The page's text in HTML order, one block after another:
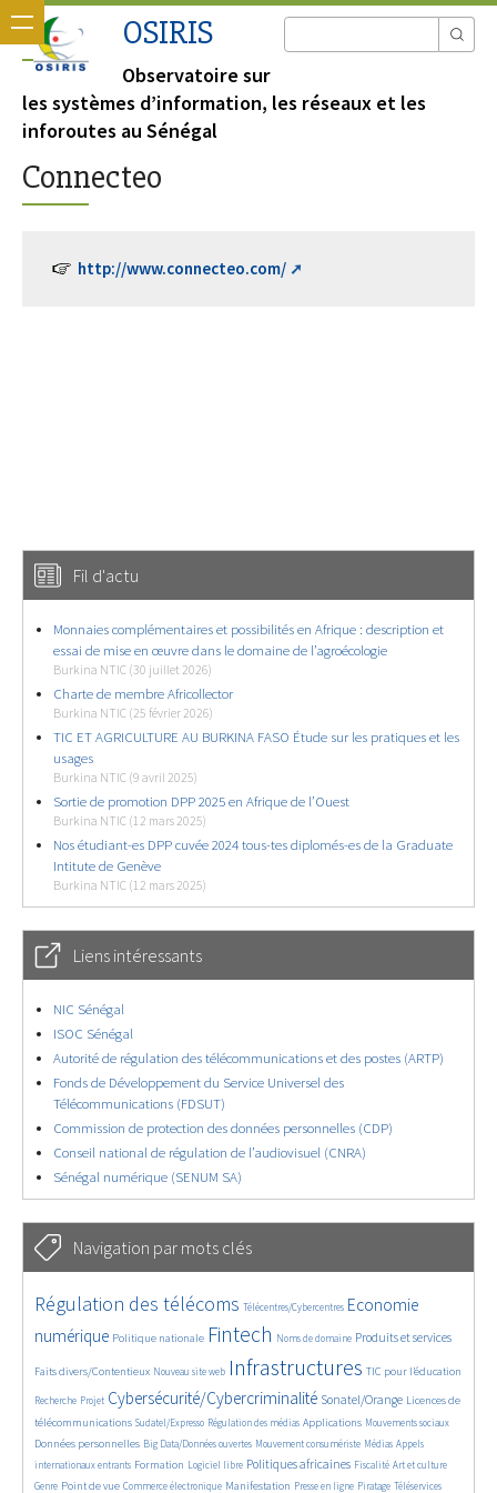
OSIRIS
Observatoire sur
les systèmes d’information, les réseaux et les
inforoutes au Sénégal
Connecteo
http://www.connecteo.com/
Fil d'actu
Monnaies complémentaires et possibilités en Afrique : description et
essai de mise en œuvre dans le domaine de l’agroécologie
Burkina NTIC (30 juillet 2026)
Charte de membre Africollector
Burkina NTIC (25 février 2026)
TIC ET AGRICULTURE AU BURKINA FASO Étude sur les pratiques et les
usages
Burkina NTIC (9 avril 2025)
Sortie de promotion DPP 2025 en Afrique de l’Ouest
Burkina NTIC (12 mars 2025)
Nos étudiant-es DPP cuvée 2024 tous-tes diplomés-es de la Graduate
Intitute de Genève
Burkina NTIC (12 mars 2025)
Liens intéressants
NIC Sénégal
ISOC Sénégal
Autorité de régulation des télécommunications et des postes (ARTP)
Fonds de Développement du Service Universel des
Télécommunications (FDSUT)
Commission de protection des données personnelles (CDP)
Conseil national de régulation de l’audiovisuel (CNRA)
Sénégal numérique (SENUM SA)
Navigation par mots clés
4602/5650
Régulation des télécoms
373/5650 Télécentres/Cybercentres
3668/5650
Economie
numérique
1843/5650 Politique nationale
5226/5650 Fintech
673/5650 Noms de domaine
2372/5650 Produits et services
1582/5650
Faits divers/Contentieux Nouveau site web Infrastructures TIC pour l’éducation
Recherche
246/5650Projet
3564/5650 Cybersécurité/Cybercriminalité
2319/5650 Sonatel/Orange
1626/5650
Licences de
télécommunications
279/5650 Sudatel/Expresso
1033/5650 Régulation des médias
1520/5650 Applications
1151/5650 Mouvements sociaux
1660/5650
Données personnelles
140/5650 Big Data/Données ouvertes
612/5650 Mouvement consumériste
375/5650 Médias
670/5650
Appels
internationaux entrants
1731/5650 Formation
94/5650 Logiciel libre
2415/5650 Politiques africaines
1070/5650 Fiscalité
173/5650 Art et culture
586/5650
Genre
1842/5650Point de vue
1040/5650 Commerce électronique
1519/5650 Manifestation
334/5650 Presse en ligne
127/5650 Piratage
204/5650 Téléservices
1170/5650